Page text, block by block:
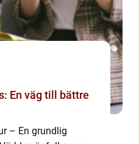
En väg till bättre
– En grundlig